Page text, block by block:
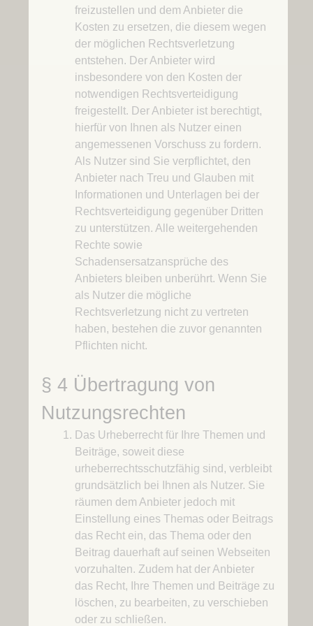
freizustellen und dem Anbieter die
Kosten zu ersetzen, die diesem wegen
der möglichen Rechtsverletzung
entstehen. Der Anbieter wird
insbesondere von den Kosten der
notwendigen Rechtsverteidigung
freigestellt. Der Anbieter ist berechtigt,
hierfür von Ihnen als Nutzer einen
angemessenen Vorschuss zu fordern.
Als Nutzer sind Sie verpflichtet, den
Anbieter nach Treu und Glauben mit
Informationen und Unterlagen bei der
Rechtsverteidigung gegenüber Dritten
zu unterstützen. Alle weitergehenden
Rechte sowie
Schadensersatzansprüche des
Anbieters bleiben unberührt. Wenn Sie
als Nutzer die mögliche
Rechtsverletzung nicht zu vertreten
haben, bestehen die zuvor genannten
Pflichten nicht.
§ 4 Übertragung von
Nutzungsrechten
Das Urheberrecht für Ihre Themen und
Beiträge, soweit diese
urheberrechtsschutzfähig sind, verbleibt
grundsätzlich bei Ihnen als Nutzer. Sie
räumen dem Anbieter jedoch mit
Einstellung eines Themas oder Beitrags
das Recht ein, das Thema oder den
Beitrag dauerhaft auf seinen Webseiten
vorzuhalten. Zudem hat der Anbieter
das Recht, Ihre Themen und Beiträge zu
löschen, zu bearbeiten, zu verschieben
oder zu schließen.